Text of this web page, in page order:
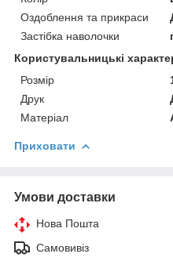
Оздоблення та прикраси
Застібка наволочки
Користувальницькі
Розмір
Друк
Матеріал
Приховати
Умови доставки
Нова Пошта
Самовивіз